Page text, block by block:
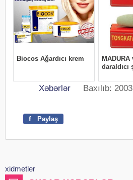
Xəbərlər Baxılıb:
f Paylaş
xidmetler